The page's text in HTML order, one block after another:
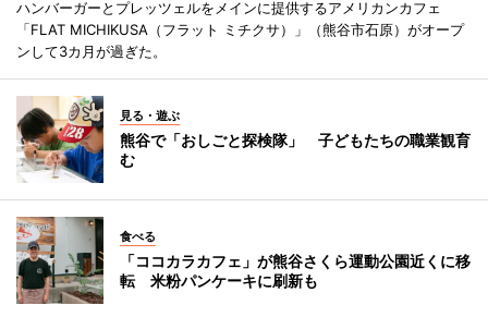
ハンバーガーとプレッツェルをメインに提供するアメリカンカフェ
「FLAT MICHIKUSA（フラット ミチクサ）」（熊谷市石原）がオープ
ンして3カ月が過ぎた。
見る・遊ぶ
熊谷で「おしごと探検隊」 子どもたちの職業観育
む
食べる
「ココカラカフェ」が熊谷さくら運動公園近くに移
転 米粉パンケーキに刷新も